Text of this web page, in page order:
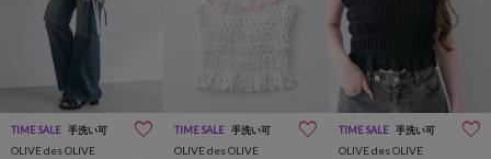
TIME SALE 手洗い可
OLIVE des OLIVE
TIME SALE 手洗い可
OLIVE des OLIVE
TIME SALE 手洗い可
OLIVE des OLIVE